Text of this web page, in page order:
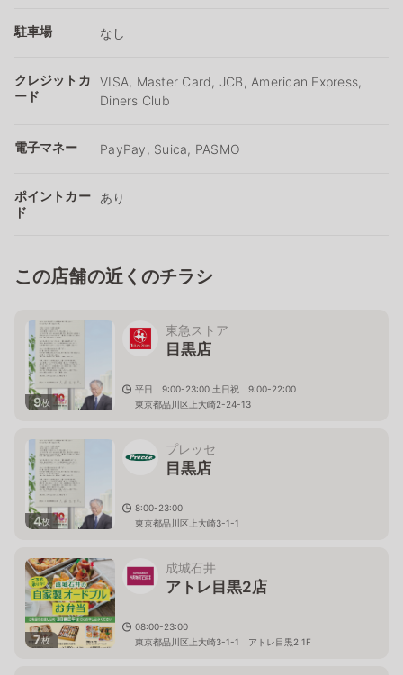
駐車場 なし
クレジットカ
ード
VISA, Master Card, JCB, American Express,
Diners Club
電子マネー PayPay, Suica, PASMO
ポイントカー
ド
あり
この店舗の近くのチラシ
9枚
東急ストア
目黒店
平日 9:00-23:00 土日祝 9:00-22:00
東京都品川区上大崎2-24-13
4枚
プレッセ
目黒店
8:00-23:00
東京都品川区上大崎3-1-1
7枚
成城石井
アトレ目黒2店
08:00-23:00
東京都品川区上大崎3-1-1 アトレ目黒2 1F